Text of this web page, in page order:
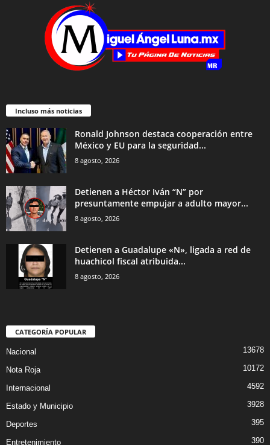
Incluso más noticias
Ronald Johnson destaca cooperación entre
México y EU para la seguridad...
8 agosto, 2026
Detienen a Héctor Iván “N” por
presuntamente empujar a adulto mayor...
8 agosto, 2026
Detienen a Guadalupe «N», ligada a red de
huachicol fiscal atribuida...
8 agosto, 2026
CATEGORÍA POPULAR
Nacional 13678
Nota Roja 10172
Internacional 4592
Estado y Municipio 3928
Deportes 395
Entretenimiento 390